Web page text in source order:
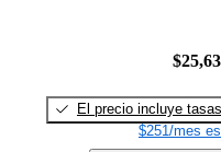
El precio incluye tasas
$251/mes